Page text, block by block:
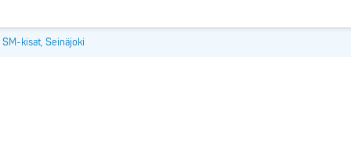
kisat, Seinäjoki